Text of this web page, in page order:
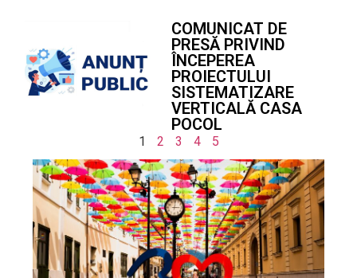
COMUNICAT DE
PRESĂ PRIVIND
ÎNCEPEREA
PROIECTULUI
SISTEMATIZARE
VERTICALĂ CASA
POCOL
1 2 3 4 5